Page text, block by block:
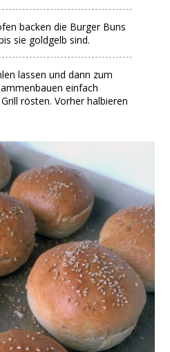
backen die Burger Buns
sie goldgelb sind.
lassen und dann zum
einfach
rösten. Vorher halbieren